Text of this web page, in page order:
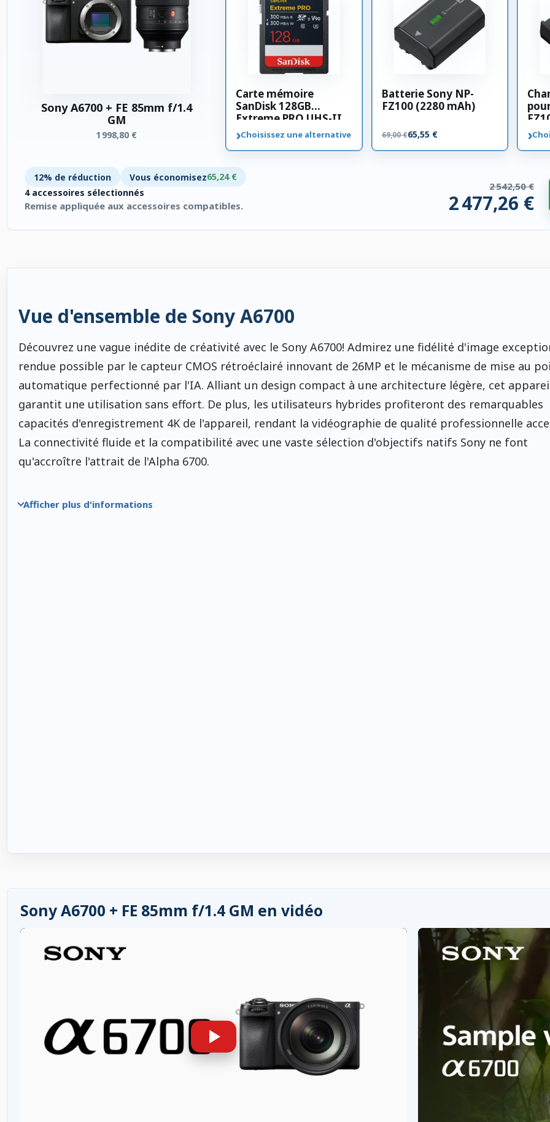
Sony A6700 + FE 85mm f/1.4
GM
1 998,80 €
Carte mémoire
SanDisk 128GB
Extreme PRO UHS-II
SDXC 300 MB/s
›Choisissez une alternative
Batterie Sony NP-
FZ100 (2280 mAh)
69,00 €65,55 € ›
12% de réduction Vous économisez65,24 €
4 accessoires sélectionnés
Remise appliquée aux accessoires compatibles.
2 542,50 €
2 477,26 €
Vue d'ensemble de Sony A6700
Découvrez une vague inédite de créativité avec le Sony A6700! Admirez une fidélité d'image
rendue possible par le capteur CMOS rétroéclairé innovant de 26MP et le mécanisme de mise au
automatique perfectionné par l'IA. Alliant un design compact à une architecture légère, cet
garantit une utilisation sans effort. De plus, les utilisateurs hybrides profiteront des remarquables
capacités d'enregistrement 4K de l'appareil, rendant la vidéographie de qualité professionnelle
La connectivité fluide et la compatibilité avec une vaste sélection d'objectifs natifs Sony ne font
qu'accroître l'attrait de l'Alpha 6700.
Afficher plus d'informations
Sony A6700 + FE 85mm f/1.4 GM en vidéo